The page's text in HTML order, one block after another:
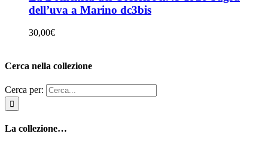
dell’uva a Marino dc3bis
30,00€
Cerca nella collezione
Cerca per:
La collezione…